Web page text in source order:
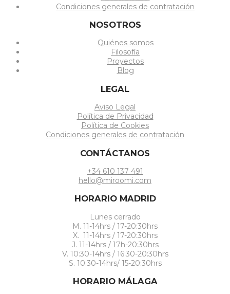
Condiciones generales de contratación
NOSOTROS
Quiénes somos
Filosofía
Proyectos
Blog
LEGAL
Aviso Legal
Política de Privacidad
Política de Cookies
Condiciones generales de contratación
CONTÁCTANOS
+34 610 137 491
hello@miroomi.com
HORARIO MADRID
Lunes cerrado
M. 11-14hrs / 17-20:30hrs
X. 11-14hrs / 17-20:30hrs
J. 11-14hrs / 17h-20:30hrs
V. 10:30-14hrs / 16:30-20:30hrs
S. 10:30-14hrs/ 15-20:30hrs
HORARIO MÁLAGA